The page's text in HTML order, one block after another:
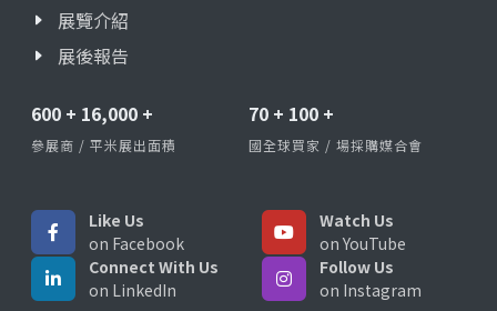
展覽介紹
展後報告
600 + 16,000 +
參展商 / 平米展出面積
70 + 100 +
國全球買家 / 場採購媒合會
Like Us
on Facebook
Watch Us
on YouTube
Connect With Us
on LinkedIn
Follow Us
on Instagram